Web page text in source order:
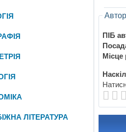
Автор
ПІБ
Місце
ЛІТЕРАТУРА